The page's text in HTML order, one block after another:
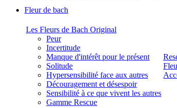
Fleur de bach
Les Fleurs de Bach Original
Peur
Incertitude
Manque d'intérêt pour le présent
Solitude
Hypersensibilité face aux autres
Découragement et désespoir
Sensibilité à ce que vivent les autres
Gamme Rescue